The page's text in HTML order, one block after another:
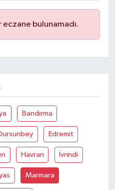
bulunamadı.
Bandırma
Edremit
Havran İvrindi
Marmara